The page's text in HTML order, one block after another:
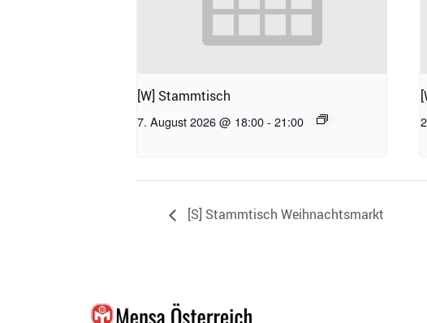
[W] Stammtisch
7. August 2026 @ 18:00- 21:00
[S] Stammtisch Weihnachtsmarkt